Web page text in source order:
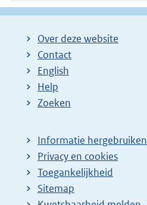
k
Over deze website
Contact
English
Help
Zoeken
Informatie hergebruiken
Privacy en cookies
Toegankelijkheid
Sitemap